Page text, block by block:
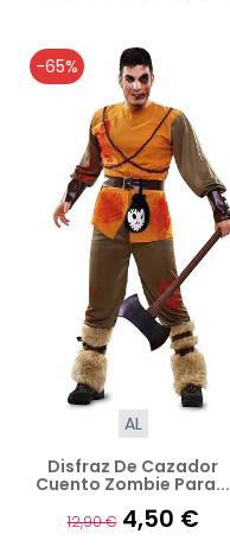
-65%
AL
Disfraz De Cazador
Cuento Zombie Para...
12,90 € 4,50 €